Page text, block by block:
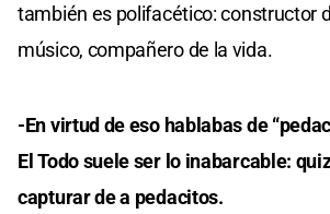
también es polifacético: constructor
músico, compañero de la vida.
-En virtud de eso hablabas de
El Todo suele ser lo inabarcable:
capturar de a pedacitos.